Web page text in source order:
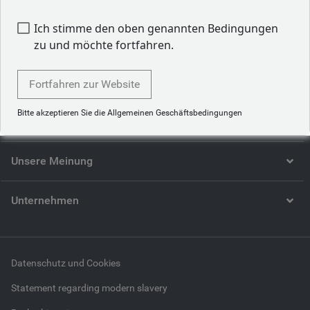
Wer wir sind
Unser Profil
Unsere Meinung
Unternehmen
Datenschutz und Cookies
Statement regarding modern slavery
Ich stimme den oben genannten Bedingungen
zu und möchte fortfahren.
Fortfahren zur Website
Bitte akzeptieren Sie die Allgemeinen Geschäftsbedingungen